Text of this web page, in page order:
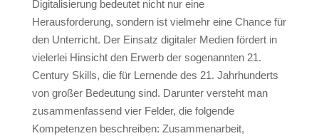
Digitalisierung bedeutet nicht nur eine
Herausforderung, sondern ist vielmehr eine Chance für
den Unterricht. Der Einsatz digitaler Medien fördert in
vielerlei Hinsicht den Erwerb der sogenannten 21.
Century Skills, die für Lernende des 21. Jahrhunderts
von großer Bedeutung sind. Darunter versteht man
zusammenfassend vier Felder, die folgende
Kompetenzen beschreiben: Zusammenarbeit,